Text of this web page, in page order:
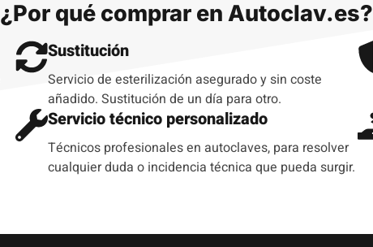
¿Por qué comprar en Autoclav.es?
Sustitución
Servicio de esterilización asegurado y sin coste
añadido. Sustitución de un día para otro.
Servicio técnico personalizado
Técnicos profesionales en autoclaves, para resolver
cualquier duda o incidencia técnica que pueda surgir.